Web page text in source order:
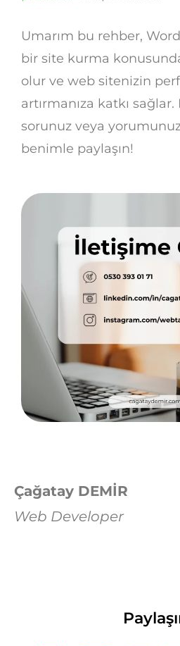
Umarım bu rehber,
bir site kurma
olur ve web sitenizin
artırmanıza katkı
sorunuz veya
benimle paylaşın!
Çağatay DEMİR
Web Developer